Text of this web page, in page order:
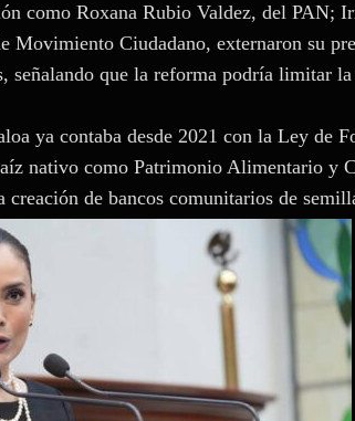
como Roxana Rubio Valdez, del PAN;
Ciudadano, externaron su
señalando que la reforma podría limitar
ya contaba desde 2021 con la Ley de
nativo como Patrimonio Alimentario y
de bancos comunitarios de